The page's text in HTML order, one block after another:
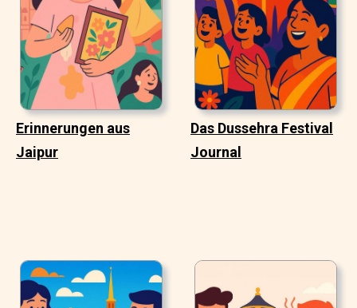
Erinnerungen aus
Jaipur
Das Dussehra Festival
Journal